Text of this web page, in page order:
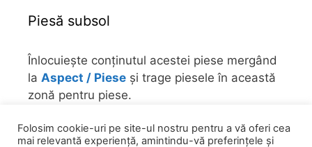
Piesă subsol
Înlocuiește conținutul acestei piese mergând
la Aspect / Piese și trage piesele în această
zonă pentru piese.
Pentru a-l îndepărta sau a alege numărul de
Folosim cookie-uri pe site-ul nostru pentru a vă oferi cea
mai relevantă experiență, amintindu-vă preferințele și